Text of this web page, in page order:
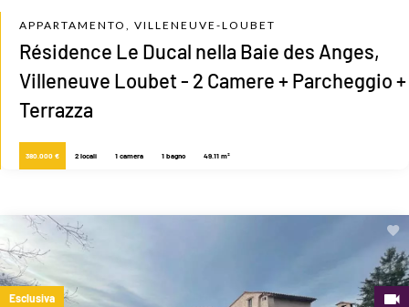
APPARTAMENTO, VILLENEUVE-LOUBET
Résidence Le Ducal nella Baie des Anges,
Villeneuve Loubet - 2 Camere + Parcheggio +
Terrazza
380.000 € 2 locali 1 camera 1 bagno 49.11 m²
Esclusiva